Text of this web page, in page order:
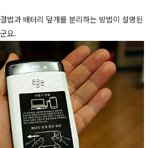
법과 배터리 덮개를 분리하는 방법이 설명된
요.